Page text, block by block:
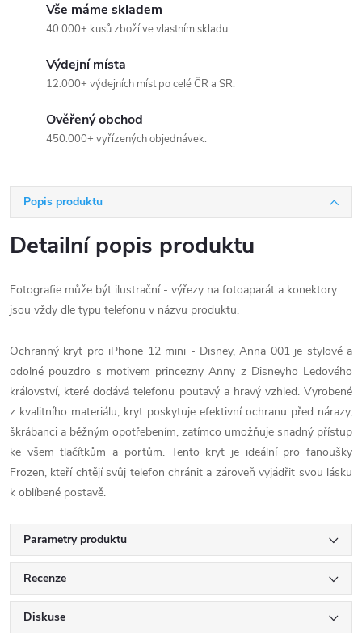
Vše máme skladem
40.000+ kusů zboží ve vlastním skladu.
Výdejní místa
12.000+ výdejních míst po celé ČR a SR.
Ověřený obchod
450.000+ vyřízených objednávek.
Popis produktu
Detailní popis produktu
Fotografie může být ilustrační - výřezy na fotoaparát a konektory
jsou vždy dle typu telefonu v názvu produktu.
Ochranný kryt pro iPhone 12 mini - Disney, Anna 001 je stylové a
odolné pouzdro s motivem princezny Anny z Disneyho Ledového
království, které dodává telefonu poutavý a hravý vzhled. Vyrobené
z kvalitního materiálu, kryt poskytuje efektivní ochranu před nárazy,
škrábanci a běžným opotřebením, zatímco umožňuje snadný přístup
ke všem tlačítkům a portům. Tento kryt je ideální pro fanoušky
Frozen, kteří chtějí svůj telefon chránit a zároveň vyjádřit svou lásku
k oblíbené postavě.
Parametry produktu
Recenze
Diskuse